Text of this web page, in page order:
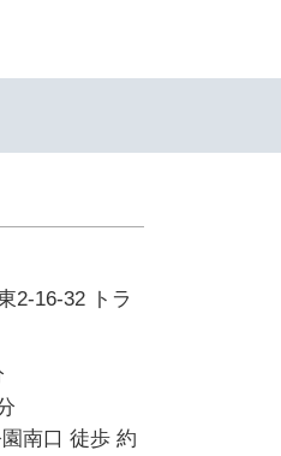
2-16-32 トラ
南口 徒歩 約